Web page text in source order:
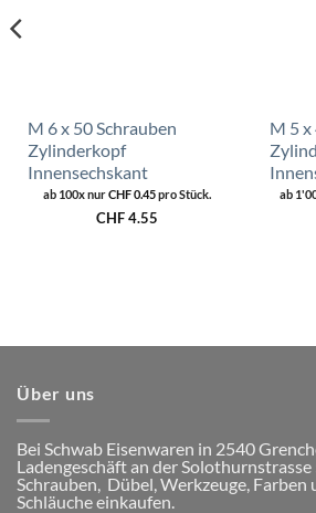
M 6 x 50 Schrauben
Zylinderkopf
Innensechskant
ab 100x nurCHF0.45pro Stück.
CHF4.55
M 5 x
ab
Über uns
Bei Schwab Eisenwaren in 2540
Ladengeschäft an der Solothurnstrasse
Schrauben, Dübel, Werkzeuge, Farben
Schläuche einkaufen.